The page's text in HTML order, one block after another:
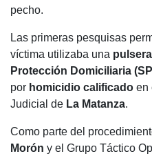
pecho.
Las primeras pesquisas
víctima utilizaba una
Protección Domiciliaria
por homicidio calificado en
Judicial de La Matanza.
Como parte del
Morón y el Grupo Táctico